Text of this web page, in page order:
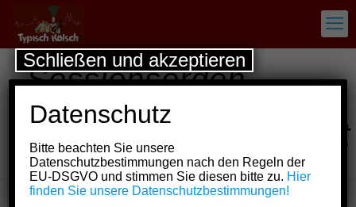
Sessionsorden
Große Allgemeine
Karnevalsgesellschaft
von 1900 Köln e.V.
Datenschutz
Bitte beachten Sie unsere
Datenschutzbestimmungen nach den Regeln der
EU-DSGVO und stimmen Sie diesen bitte zu. Hier
finden Sie unsere Datenschutzbestimmungen!
Schließen und akzeptieren